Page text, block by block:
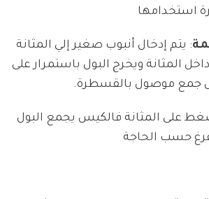
: يتم إدخال أنبوب صغير إلي المثانة
المثانة ويخرج البول باستمرار على
جمع موصول بالقسطرة.
على المثانة فالكيس يجمع البول